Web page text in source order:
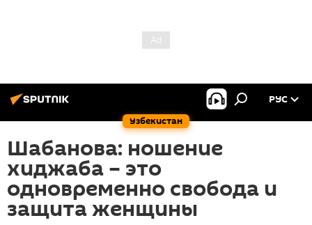
Узбекистан
РУС
Шабанова: ношение
хиджаба – это
одновременно свобода и
защита женщины